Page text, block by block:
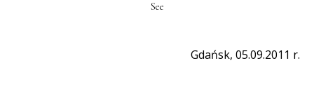
See
Gdańsk, 05.09.2011 r.